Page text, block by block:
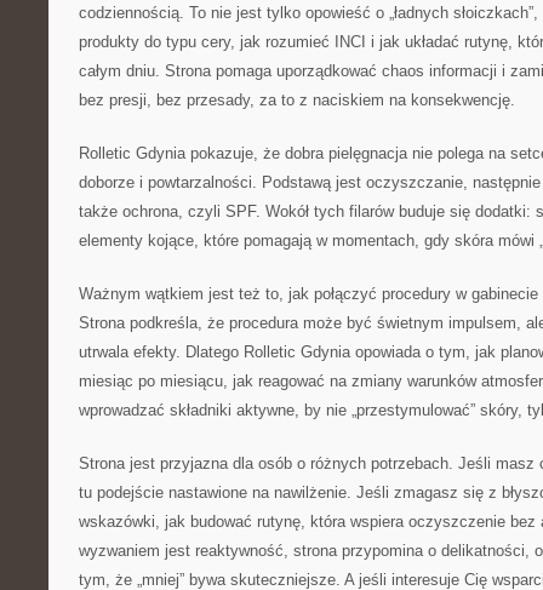
codziennością. To nie jest tylko opowieść o „ładnych
produkty do typu cery, jak rozumieć INCI i jak układać rutynę,
całym dniu. Strona pomaga uporządkować chaos informacji i
bez presji, bez przesady, za to z naciskiem na konsekwencję.
Rolletic Gdynia pokazuje, że dobra pielęgnacja nie polega na
doborze i powtarzalności. Podstawą jest oczyszczanie,
także ochrona, czyli SPF. Wokół tych filarów buduje się dodatki:
elementy kojące, które pomagają w momentach, gdy skóra mówi
Ważnym wątkiem jest też to, jak połączyć procedury w
Strona podkreśla, że procedura może być świetnym impulsem,
utrwala efekty. Dlatego Rolletic Gdynia opowiada o tym, jak
miesiąc po miesiącu, jak reagować na zmiany warunków
wprowadzać składniki aktywne, by nie „przestymulować” skóry,
Strona jest przyjazna dla osób o różnych potrzebach. Jeśli masz
tu podejście nastawione na nawilżenie. Jeśli zmagasz się z
wskazówki, jak budować rutynę, która wspiera oczyszczenie bez
wyzwaniem jest reaktywność, strona przypomina o delikatności,
tym, że „mniej” bywa skuteczniejsze. A jeśli interesuje Cię